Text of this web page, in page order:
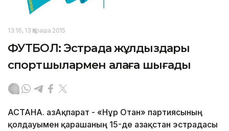
13:16, 13 Қараша 2015
ФУТБОЛ: Эстрада жұлдыздары
спортшылармен алаңға шығады
АСТАНА. ҚазАқпарат - «Нұр Отан» партиясының
қолдауымен қарашаның 15-де Қазақстан эстрадасы